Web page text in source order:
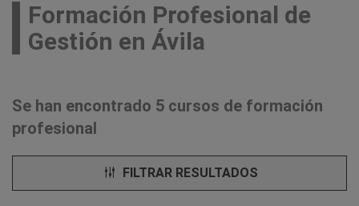
Formación Profesional de
Gestión en Ávila
Se han encontrado 5 cursos de formación
profesional
FILTRAR RESULTADOS